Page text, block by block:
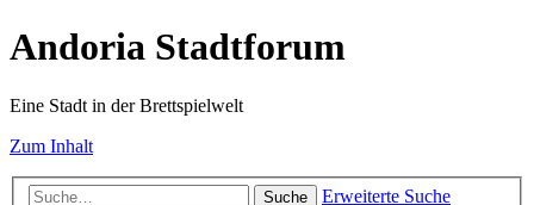
Andoria Stadtforum
Eine Stadt in der Brettspielwelt
Zum Inhalt
Suche Erweiterte Suche